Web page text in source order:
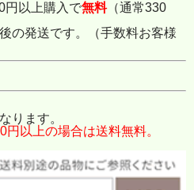
円以上購入で無料（通常330
の発送です。（手数料お客様
ります。
以上の場合は送料無料。